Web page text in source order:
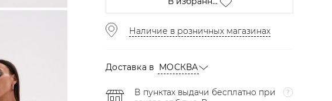
Наличие в розничных магазинах
Доставка в МОСКВА
В пунктах выдачи бесплатно при